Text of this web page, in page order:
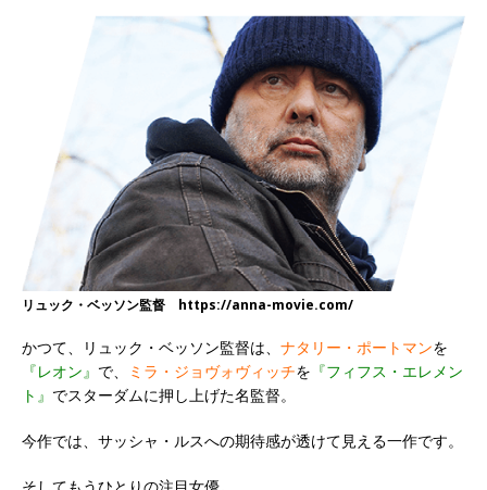
リュック・ベッソン監督 https://anna-movie.com/
かつて、リュック・ベッソン監督は、 ナタリー・ポートマンを
『レオン』 で、 ミラ・ジョヴォヴィッチを 『フィフス・エレメン
ト』 でスターダムに押し上げた名監督。
今作では、サッシャ・ルスへの期待感が透けて見える一作です。